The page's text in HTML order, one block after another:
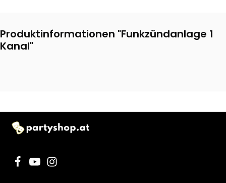
Produktinformationen "Funkzündanlage 1
Kanal"